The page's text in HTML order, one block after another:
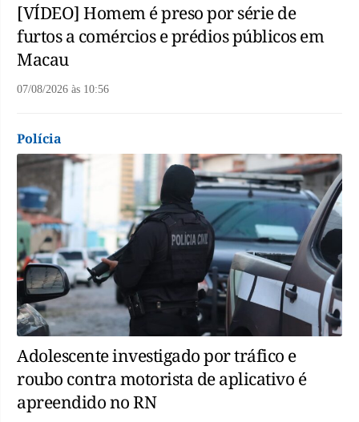
[VÍDEO] Homem é preso por série de
furtos a comércios e prédios públicos em
Macau
07/08/2026 às 10:56
Polícia
Adolescente investigado por tráfico e
roubo contra motorista de aplicativo é
apreendido no RN